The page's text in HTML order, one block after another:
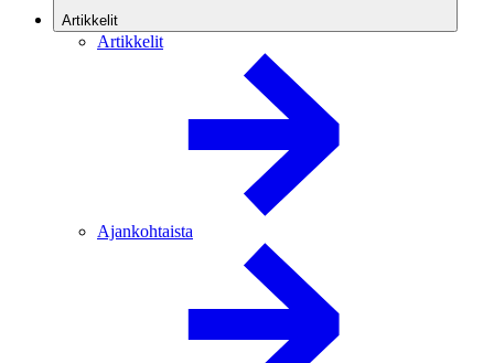
Artikkelit
Artikkelit
Ajankohtaista